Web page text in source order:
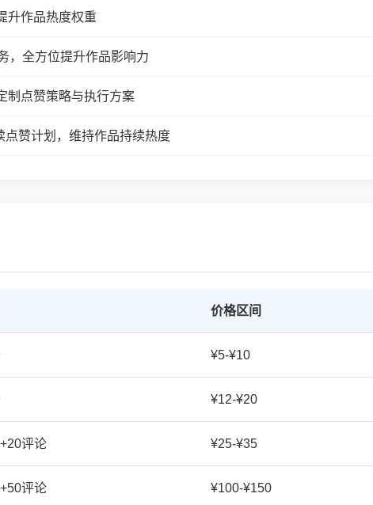
升作品热度权重
，全方位提升作品影响力
制点赞策略与执行方案
赞计划，维持作品持续热度
价格区间
¥5-¥10
¥12-¥20
评论 ¥25-¥35
评论 ¥100-¥150